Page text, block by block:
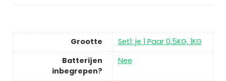
Grootte
Set1: je 1 Paar 0,5KG, 1KG
Batterijen
inbegrepen?
Nee